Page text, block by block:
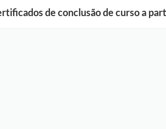
de conclusão de curso a